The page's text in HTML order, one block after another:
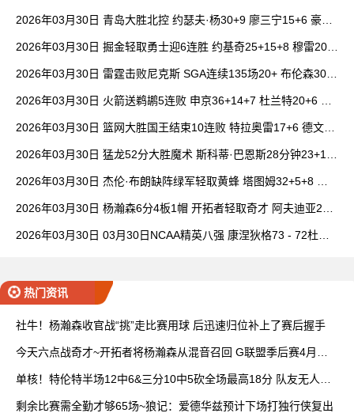
2026年03月30日 青岛大胜北控 约瑟夫·杨30+9 廖三宁15+6 豪斯
2026年03月30日 掘金轻取勇士迎6连胜 约基奇25+15+8 穆雷20+
2026年03月30日 雷霆击败尼克斯 SGA连续135场20+ 布伦森30分
2026年03月30日 火箭送鹈鹕5连败 申京36+14+7 杜兰特20+6 锡
2026年03月30日 篮网大胜国王结束10连败 特拉奥雷17+6 德文·
2026年03月30日 猛龙52分大胜魔术 斯科蒂·巴恩斯28分钟23+15
2026年03月30日 杰伦·布朗缺阵绿军轻取黄蜂 塔图姆32+5+8 普
2026年03月30日 杨瀚森6分4板1帽 开拓者轻取奇才 阿夫迪亚20+
2026年03月30日 03月30日NCAA精英八强 康涅狄格73 - 72杜克
热门资讯
社牛！杨瀚森收官战“挑”走比赛用球 后迅速归位补上了赛后握手
今天六点战奇才~开拓者将杨瀚森从混音召回 G联盟季后赛4月开
单核！特伦特半场12中6&三分10中5砍全场最高18分 队友无人上
剩余比赛需全勤才够65场~狼记：爱德华兹预计下场打独行侠复出